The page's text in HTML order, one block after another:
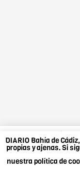
DIARIO Bahía de
propias y ajenas. Si
nuestra política de
DIARIO Bahía
utiliza cookies
entendemos que
Más sobre